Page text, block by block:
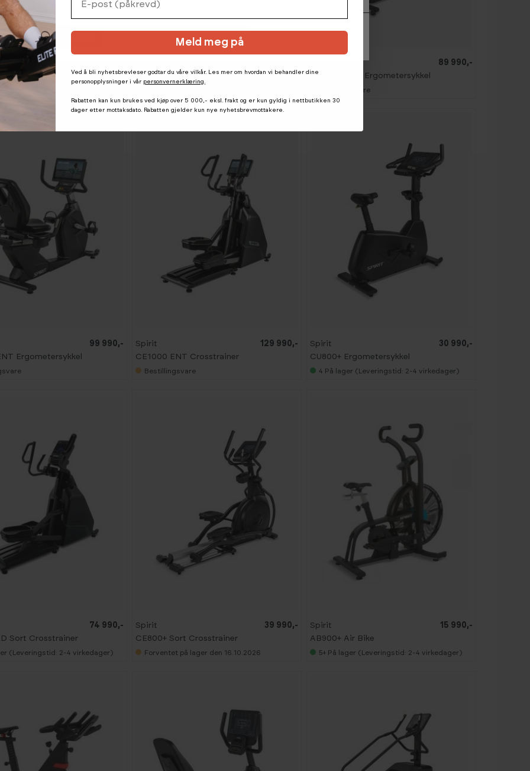
CT1000 ENT Tredemølle
CU1000 ENT Ergometersykkel
89 990,-
Bestillingsvare
Ergometersykkel
99 990,-
Spirit
CE1000 ENT Crosstrainer
129 990,-
Bestillingsvare
Spirit
CU800+ Ergometersykkel
30 990,-
4 På lager (Leveringstid: 2-4 virkedager)
Sort Crosstrainer
74 990,-
(Leveringstid: 2-4 virkedager)
Spirit
CE800+ Sort Crosstrainer
39 990,-
Forventet på lager den 16.10.2026
Spirit
AB900+ Air Bike
15 990,-
5+ På lager (Leveringstid: 2-4 virkedager)
Avvis alle
Velg Godta alle informasjonskapsler
Meld meg på
Ved å bli nyhetsbrevleser godtar du våre vilkår. Les mer om hvordan vi behandler dine
personopplysninger i vår personvernerklæring.
Rabatten kan kun brukes ved kjøp over 5 000,- eksl. frakt og er kun gyldig i nettbutikken 30
dager etter mottaksdato. Rabatten gjelder kun nye nyhetsbrevmottakere.